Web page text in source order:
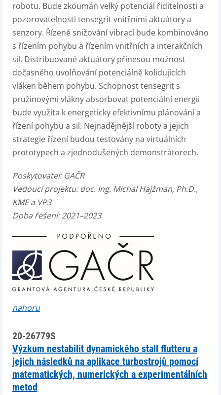
robotu. Bude zkoumán velký potenciál řiditelnosti a
pozorovatelnosti tensegrit vnitřními aktuátory a
senzory. Řízené snižování vibrací bude kombinováno
s řízením pohybu a řízením vnitřních a interakčních
sil. Distribuované aktuátory přinesou možnost
dočasného uvolňování potenciálně kolidujících
vláken během pohybu. Schopnost tensegrit s
pružinovými vlákny absorbovat potenciální energii
bude využita k energeticky efektivnímu plánování a
řízení pohybu a sil. Nejnadějnější roboty a jejich
strategie řízení budou testovány na virtuálních
prototypech a zjednodušených demonstrátorech.
Poskytovatel: GAČR
Vedoucí projektu: doc. Ing. Michal Hajžman, Ph.D.,
KME a VP3
Doba řešení: 2021–2023
nahoru
20-26779S
Výzkum nestabilit dynamického stall flutteru a
jejich následků na aplikace turbostrojů pomocí
matematických, numerických a experimentálních
metod